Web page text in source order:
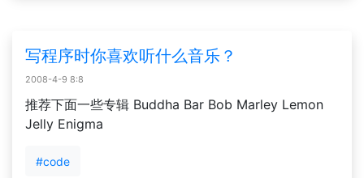
写程序时你喜欢听什么音乐？
2008-4-9 8:8
推荐下面一些专辑 Buddha Bar Bob Marley Lemon
Jelly Enigma
#code